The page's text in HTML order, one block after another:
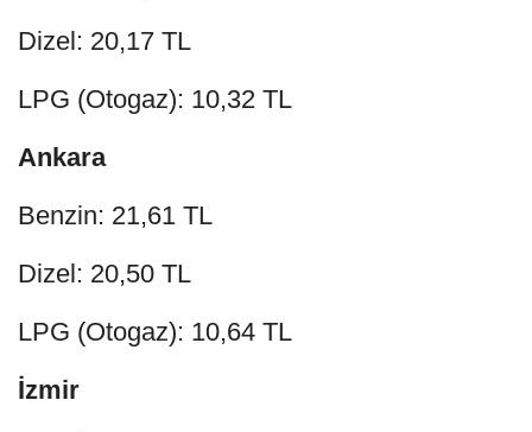
Dizel: 20,17 TL
LPG (Otogaz): 10,32 TL
Ankara
Benzin: 21,61 TL
Dizel: 20,50 TL
LPG (Otogaz): 10,64 TL
İzmir